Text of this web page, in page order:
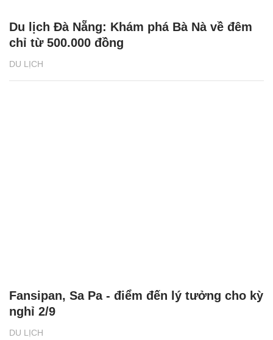
DU LỊCH
Du lịch Đà Nẵng: Khám phá Bà Nà về đêm
chỉ từ 500.000 đồng
DU LỊCH
Fansipan, Sa Pa - điểm đến lý tưởng cho kỳ
nghỉ 2/9